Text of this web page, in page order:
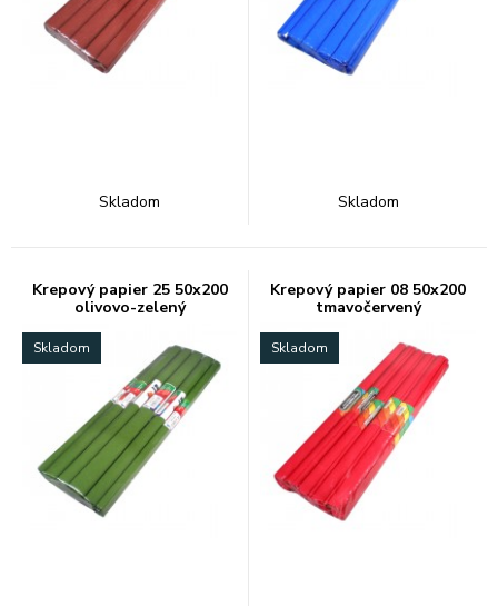
Skladom Skladom
Krepový papier 25 50x200
olivovo-zelený
Skladom
Krepový papier 08 50x200
tmavočervený
Skladom